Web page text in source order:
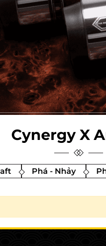
Cynergy X
Phá - Nhảy